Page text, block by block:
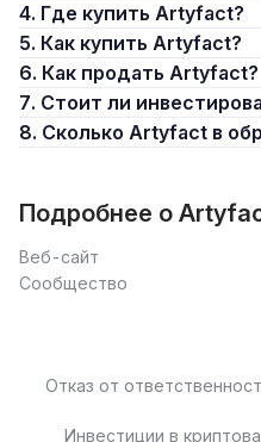
4. Где купить Artyfact?
5. Как купить Artyfact?
6. Как продать Artyfact?
7. Стоит ли
8. Сколько Artyfact в
Подробнее о
Веб-сайт
Сообщество
Отказ от
Инвестиции в